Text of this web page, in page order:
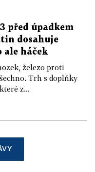
před úpadkem
dosahuje
ale háček
železo proti
Trh s doplňky
z...